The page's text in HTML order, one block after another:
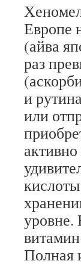
Европе
(айва
раз
и
или
уровне.
Полная